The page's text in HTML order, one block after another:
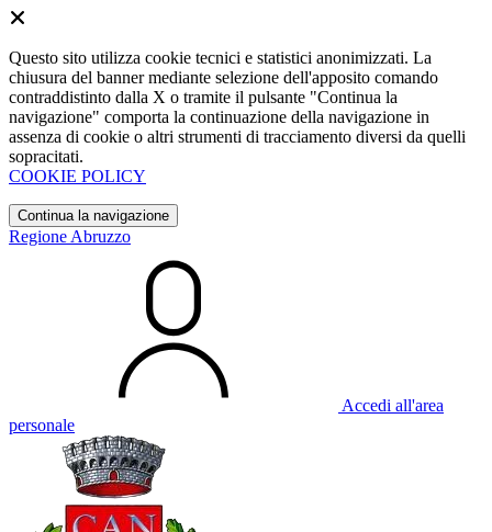
Questo sito utilizza cookie tecnici e statistici anonimizzati. La
chiusura del banner mediante selezione dell'apposito comando
contraddistinto dalla X o tramite il pulsante "Continua la
navigazione" comporta la continuazione della navigazione in
assenza di cookie o altri strumenti di tracciamento diversi da quelli
sopracitati.
COOKIE POLICY
Continua la navigazione
Regione Abruzzo
Accedi all'area
personale